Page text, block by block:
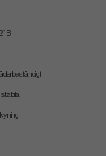
B
stabila